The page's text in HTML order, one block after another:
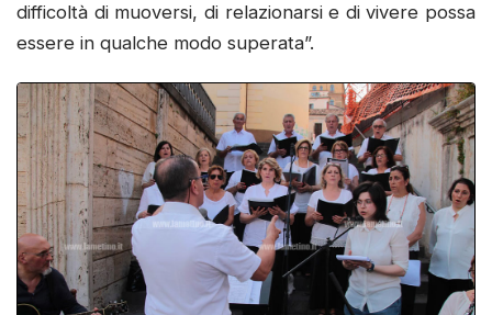
difficoltà di muoversi, di relazionarsi e di vivere possa
essere in qualche modo superata”.